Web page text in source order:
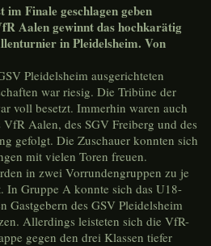
im Finale geschlagen geben
Aalen gewinnt das hochkarätig
in Pleidelsheim. Von
Pleidelsheim ausgerichteten
war riesig. Die Tribüne der
voll besetzt. Immerhin waren auch
Aalen, des SGV Freiberg und des
gefolgt. Die Zuschauer konnten sich
mit vielen Toren freuen.
in zwei Vorrundengruppen zu je
In Gruppe A konnte sich das U18-
Gastgebern des GSV Pleidelsheim
Allerdings leisteten sich die VfR-
gegen den drei Klassen tiefer